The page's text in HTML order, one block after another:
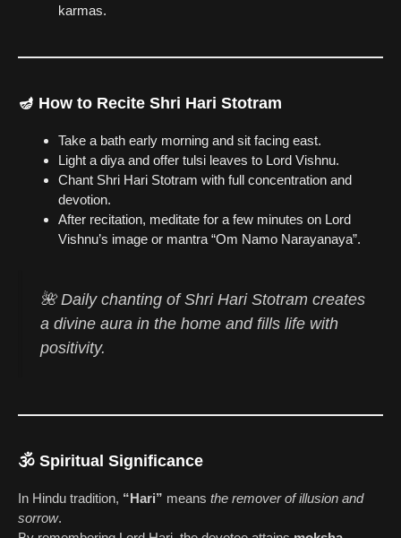
karmas.
🪔 How to Recite Shri Hari Stotram
Take a bath early morning and sit facing east.
Light a diya and offer tulsi leaves to Lord Vishnu.
Chant Shri Hari Stotram with full concentration and
devotion.
After recitation, meditate for a few minutes on Lord
Vishnu’s image or mantra “Om Namo Narayanaya”.
🌺 Daily chanting of Shri Hari Stotram creates
a divine aura in the home and fills life with
positivity.
🕉️ Spiritual Significance
In Hindu tradition, “Hari” means the remover of illusion and
sorrow.